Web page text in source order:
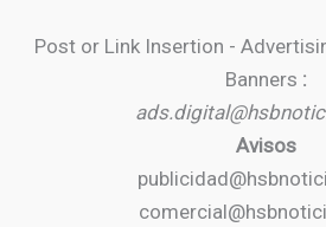
Post or Link Insertion -
Banners :
Avisos